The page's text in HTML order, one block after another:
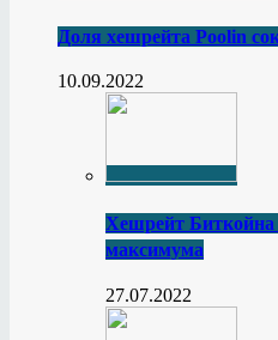
Доля хешрейта Poolin
10.09.2022
Хешрейт Биткойна
максимума
27.07.2022